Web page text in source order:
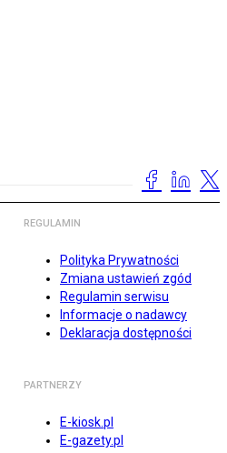
REGULAMIN
Polityka Prywatności
Zmiana ustawień zgód
Regulamin serwisu
Informacje o nadawcy
Deklaracja dostępności
PARTNERZY
E-kiosk.pl
E-gazety.pl